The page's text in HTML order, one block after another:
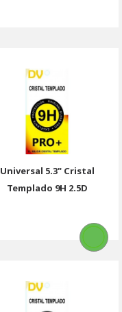
Universal 5.3" Cristal
Templado 9H 2.5D